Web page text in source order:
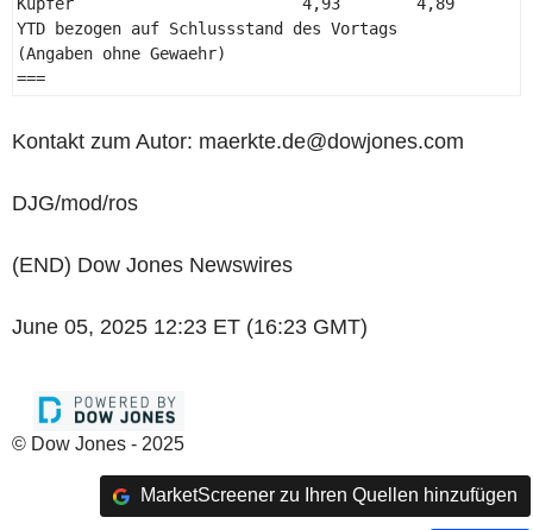
YTD bezogen auf Schlussstand des Vortags
(Angaben ohne Gewaehr)
===
Kontakt zum Autor: maerkte.de@dowjones.com
DJG/mod/ros
(END) Dow Jones Newswires
June 05, 2025 12:23 ET (16:23 GMT)
© Dow Jones - 2025
MarketScreener zu Ihren Quellen hinzufügen